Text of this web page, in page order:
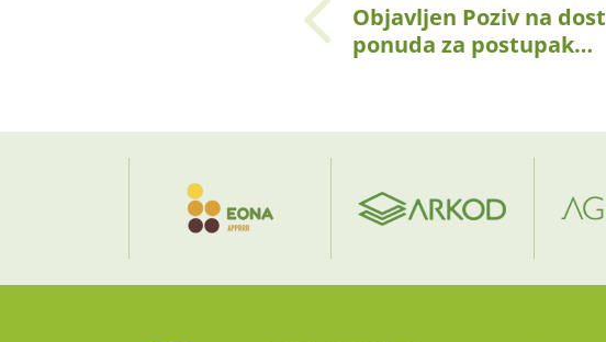
Objavljen Poziv na
ponuda za postupak…